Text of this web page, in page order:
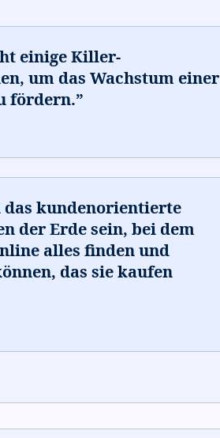
einige Killer-
um das Wachstum einer
fördern.”
kundenorientierte
der Erde sein, bei dem
alles finden und
das sie kaufen